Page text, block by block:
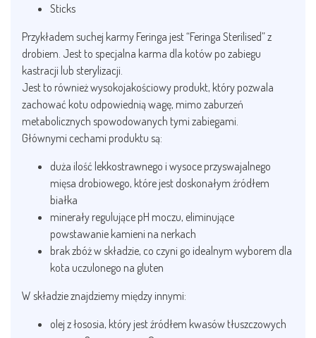
Sticks
Przykładem suchej karmy Feringa jest “Feringa Sterilised” z
drobiem. Jest to specjalna karma dla kotów po zabiegu
kastracji lub sterylizacji.
Jest to również wysokojakościowy produkt, który pozwala
zachować kotu odpowiednią wagę, mimo zaburzeń
metabolicznych spowodowanych tymi zabiegami.
Głównymi cechami produktu są:
duża ilość lekkostrawnego i wysoce przyswajalnego
mięsa drobiowego, które jest doskonałym źródłem
białka
minerały regulujące pH moczu, eliminujące
powstawanie kamieni na nerkach
brak zbóż w składzie, co czyni go idealnym wyborem dla
kota uczulonego na gluten
W składzie znajdziemy między innymi:
olej z łososia, który jest źródłem kwasów tłuszczowych